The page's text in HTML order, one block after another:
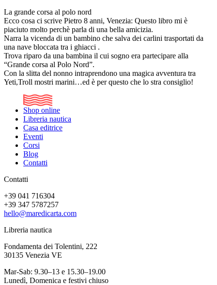
La grande corsa al polo nord
Ecco cosa ci scrive Pietro 8 anni, Venezia: Questo libro mi è
piaciuto molto perchè parla di una bella amicizia.
Narra la vicenda di un bambino che salva dei carlini trasportati da
una nave bloccata tra i ghiacci .
Trova riparo da una bambina il cui sogno era partecipare alla
“Grande corsa al Polo Nord”.
Con la slitta del nonno intraprendono una magica avventura tra
Yeti,Troll mostri marini…ed è per questo che lo stra consiglio!
Shop online
Libreria nautica
Casa editrice
Eventi
Corsi
Blog
Contatti
Contatti
+39 041 716304
+39 347 5787257
hello@maredicarta.com
Libreria nautica
Fondamenta dei Tolentini, 222
30135 Venezia VE
Mar-Sab: 9.30–13 e 15.30–19.00
Lunedì, Domenica e festivi chiuso